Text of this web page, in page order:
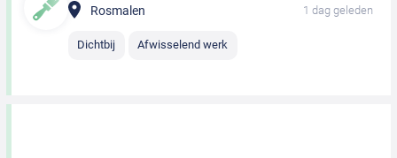
Rosmalen 1 dag geleden
Dichtbij Afwisselend werk